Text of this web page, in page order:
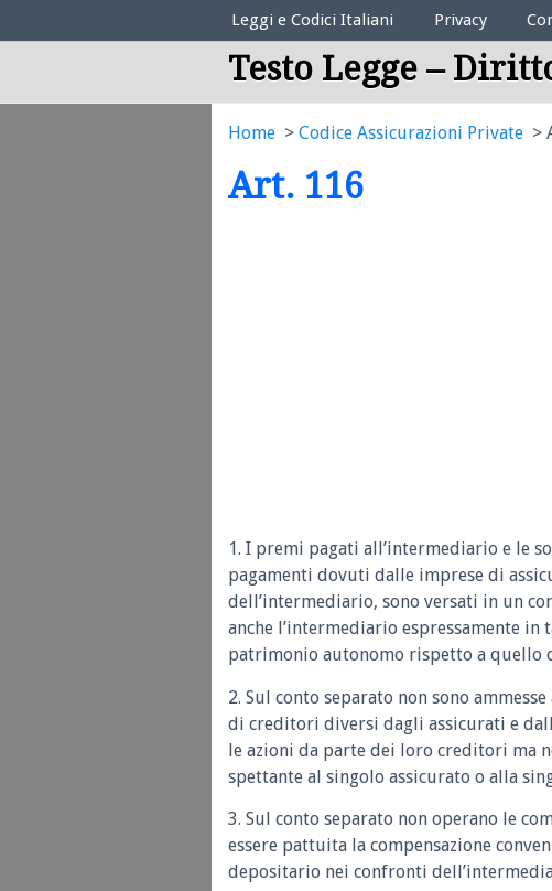
Elenco Codici Legali
Leggi e Codici Italiani Privacy
Testo Legge –
Home Codice Assicurazioni Private
Art. 116
1. I premi pagati all’intermediario e le
pagamenti dovuti dalle imprese di
dell’intermediario, sono versati in un
anche l’intermediario espressamente
patrimonio autonomo rispetto a quello
2. Sul conto separato non sono
di creditori diversi dagli assicurati e
le azioni da parte dei loro creditori ma
spettante al singolo assicurato o alla
3. Sul conto separato non operano le
essere pattuita la compensazione
depositario nei confronti